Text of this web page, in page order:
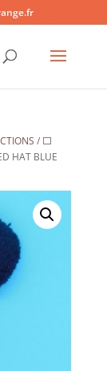
/ ⬜
HAT BLUE